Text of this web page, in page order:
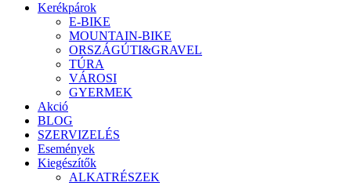
Kerékpárok
E-BIKE
MOUNTAIN-BIKE
ORSZÁGÚTI&GRAVEL
TÚRA
VÁROSI
GYERMEK
Akció
BLOG
SZERVIZELÉS
Események
Kiegészítők
ALKATRÉSZEK